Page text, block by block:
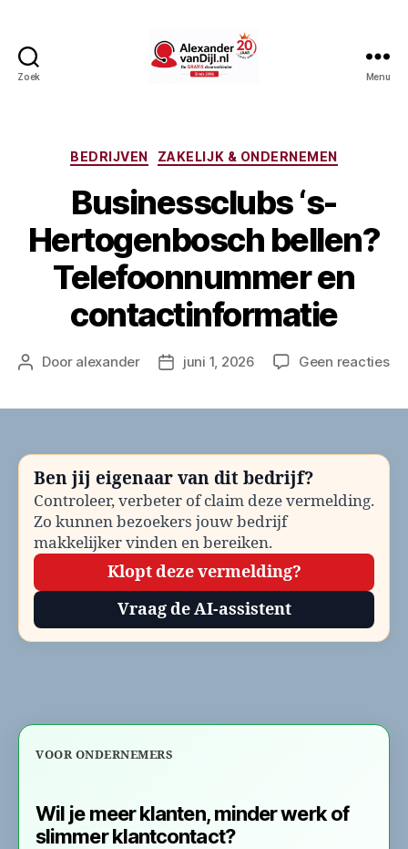
Zoek Menu
Categorieën
BEDRIJVEN ZAKELIJK & ONDERNEMEN
Businessclubs ‘s-
Hertogenbosch bellen?
Telefoonnummer en
contactinformatie
Berichtauteur
Door alexander Berichtdatum
juni 1, 2026 Geen reactiesop
Ben jij eigenaar van dit bedrijf?
Controleer, verbeter of claim deze vermelding.
Zo kunnen bezoekers jouw bedrijf
makkelijker vinden en bereiken.
Klopt deze vermelding?
Vraag de AI-assistent
VOOR ONDERNEMERS
Wil je meer klanten, minder werk of
slimmer klantcontact?